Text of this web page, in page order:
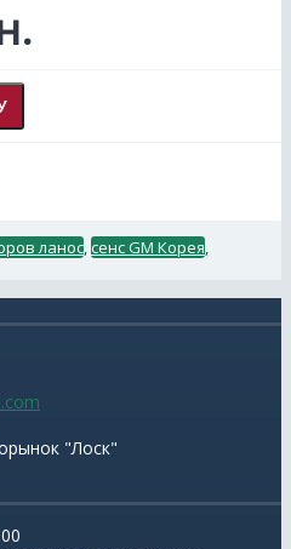
ланос сенс GM Корея
"Лоск"